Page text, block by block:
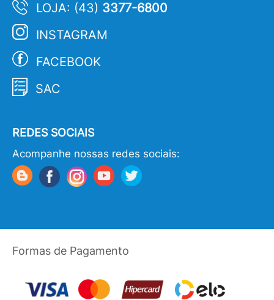
LOJA: (43) 3377-6800
INSTAGRAM
FACEBOOK
SAC
REDES SOCIAIS
Acompanhe nossas redes sociais:
Formas de Pagamento